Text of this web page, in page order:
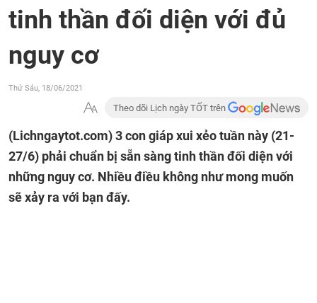
tinh thần đối diện với đủ
nguy cơ
Thứ Sáu, 18/06/2021
Theo dõi Lịch ngày TỐT trên
(Lichngaytot.com)3 con giáp xui xẻo tuần này (21-
27/6) phải chuẩn bị sẵn sàng tinh thần đối diện với
những nguy cơ. Nhiều điều không như mong muốn
sẽ xảy ra với bạn đấy.